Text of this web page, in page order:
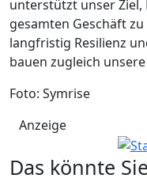
unterstützt unser
gesamten Geschäft
langfristig Resilienz
bauen zugleich
Foto: Symrise
Anzeige
Das könnte